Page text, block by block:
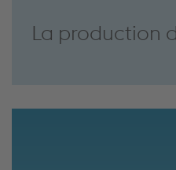
La production